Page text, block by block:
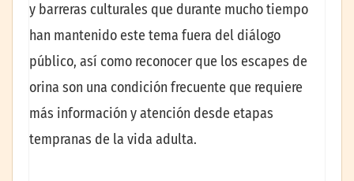
y barreras culturales que durante mucho tiempo
han mantenido este tema fuera del diálogo
público, así como reconocer que los escapes de
orina son una condición frecuente que requiere
más información y atención desde etapas
tempranas de la vida adulta.